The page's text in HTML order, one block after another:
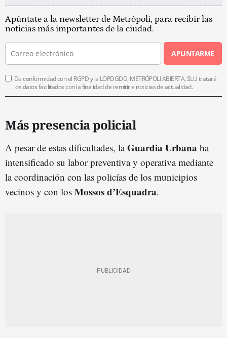
Apúntate a la newsletter de Metrópoli, para recibir las
noticias más importantes de la ciudad.
APUNTARME
De conformidad con el RGPD y la LOPDGDD, METRÓPOLI ABIERTA, SLU tratará
los datos facilitados con la finalidad de remitirle noticias de actualidad.
Más presencia policial
A pesar de estas dificultades, laGuardia Urbana ha
intensificado su labor preventiva y operativa mediante
la coordinación con las policías de los municipios
vecinos y con los Mossos d’Esquadra.